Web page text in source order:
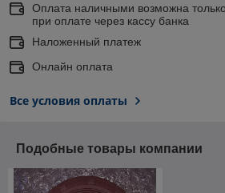
Оплата наличными возможна
при оплате через кассу банка
Наложенный платеж
Онлайн оплата
Все условия оплаты
Подобные товары компании